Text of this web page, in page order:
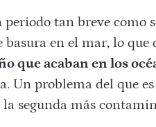
tan breve como
en el mar, lo que
que acaban en los
Un problema del que
segunda más